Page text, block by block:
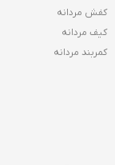
کفش مردانه
کیف مردانه
کمربند مردانه